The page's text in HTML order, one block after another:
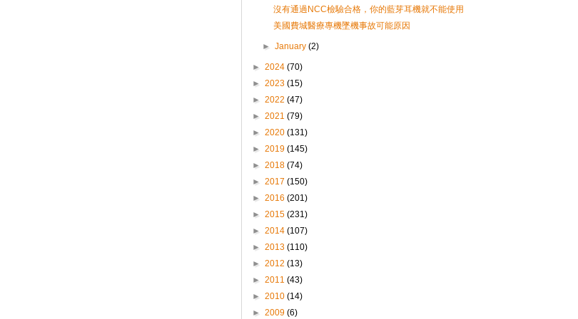
沒有通過NCC檢驗合格，你的藍芽耳機就不能使用
美國費城醫療專機墜機事故可能原因
►January(2)
► 2024 (70)
► 2023 (15)
► 2022 (47)
► 2021 (79)
► 2020 (131)
► 2019 (145)
► 2018 (74)
► 2017 (150)
► 2016 (201)
► 2015 (231)
► 2014 (107)
► 2013 (110)
► 2012 (13)
► 2011 (43)
► 2010 (14)
► 2009 (6)